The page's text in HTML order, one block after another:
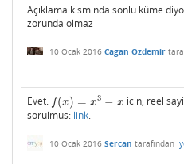
Açıklama kısmında sonlu küme
zorunda olmaz
10 Ocak 2016 Cagan Ozdemir
Evet. f(x) = x3 − x
f(x)=x 3− x
icin, reel
sorulmus: link.
10 Ocak 2016 Sercan tarafından